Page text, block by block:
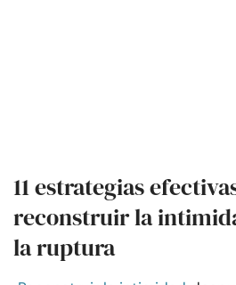
11 estrategias
reconstruir la
la ruptura